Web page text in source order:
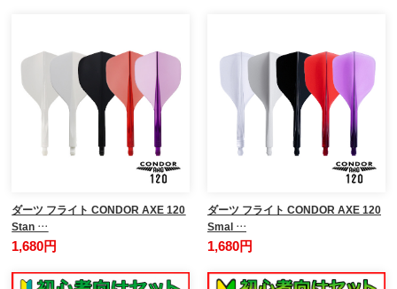
ダーツ フライト CONDOR AXE 120
Stan …
1,680円
ダーツ フライト CONDOR AXE 120
Smal …
1,680円